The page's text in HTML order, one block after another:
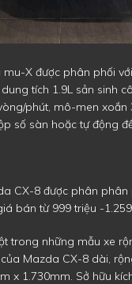
mu-X được phân phối
tích 1.9L sản sinh
phút, mô-men xoắn
số sàn hoặc tự động
CX-8 được phân
bán từ 999 triệu -
trong những mẫu xe
Mazda CX-8 dài,
x 1.730mm. Sở hữu